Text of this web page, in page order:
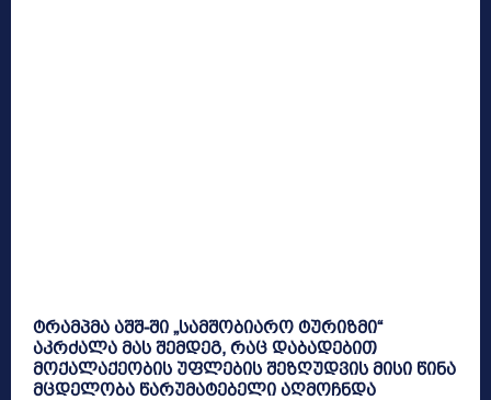
ტრამპმა აშშ-ში „სამშობიარო ტურიზმი“
აკრძალა მას შემდეგ, რაც დაბადებით
მოქალაქეობის უფლების შეზღუდვის მისი წინა
მცდელობა წარუმატებელი აღმოჩნდა